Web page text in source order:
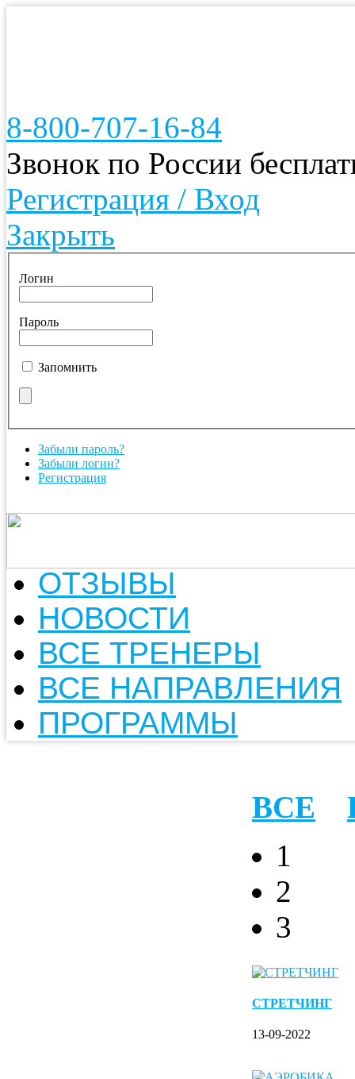
8-800-707-16-84
Звонок по России
Регистрация / Вход
Закрыть
Логин
Пароль
Запомнить
Забыли пароль?
Забыли логин?
Регистрация
ОТЗЫВЫ
НОВОСТИ
ВСЕ ТРЕНЕРЫ
ВСЕ НАПРАВЛЕНИЯ
ПРОГРАММЫ
ВСЕ
1
2
3
СТРЕТЧИНГ
13-09-2022